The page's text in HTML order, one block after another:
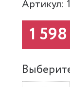
Артикул:
1 598